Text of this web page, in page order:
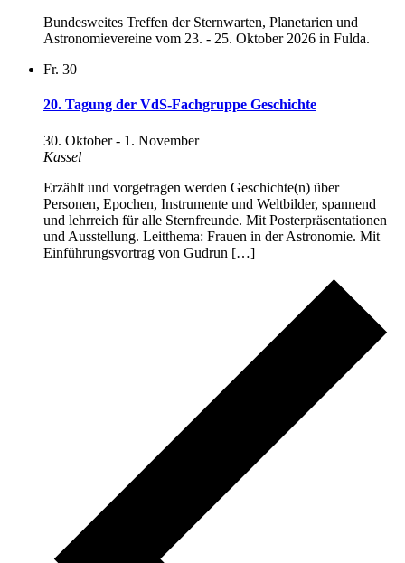
Bundesweites Treffen der Sternwarten, Planetarien und
Astronomievereine vom 23. - 25. Oktober 2026 in Fulda.
Fr. 30
20. Tagung der VdS-Fachgruppe Geschichte
30. Oktober- 1. November
Kassel
Erzählt und vorgetragen werden Geschichte(n) über
Personen, Epochen, Instrumente und Weltbilder, spannend
und lehrreich für alle Sternfreunde. Mit Posterpräsentationen
und Ausstellung. Leitthema: Frauen in der Astronomie. Mit
Einführungsvortrag von Gudrun […]